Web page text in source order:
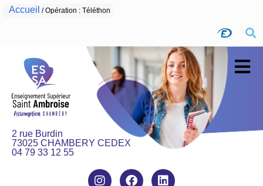
Accueil /Opération : Téléthon
2 rue Burdin
73025 CHAMBERY CEDEX
04 79 33 12 55